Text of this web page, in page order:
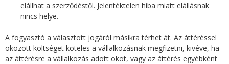
elállhat a szerződéstől. Jelentéktelen hiba miatt elállásnak
nincs helye.
A fogyasztó a választott jogáról másikra térhet át. Az áttéréssel
okozott költséget köteles a vállalkozásnak megfizetni, kivéve, ha
az áttérésre a vállalkozás adott okot, vagy az áttérés egyébként